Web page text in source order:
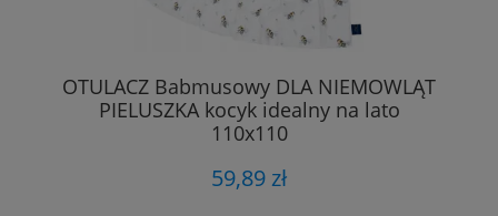
OTULACZ Babmusowy DLA NIEMOWLĄT
PIELUSZKA kocyk idealny na lato
110x110
59,89 zł